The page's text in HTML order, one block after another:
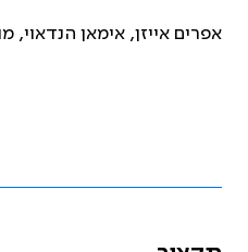
אפרים אייזן, אימאן